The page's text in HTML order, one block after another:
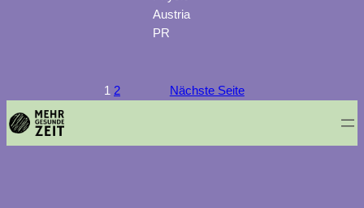
Austria
PR
1 2 Nächste Seite